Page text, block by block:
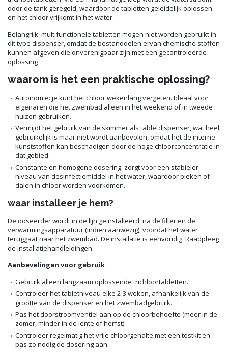
door de tank geregeld, waardoor de tabletten geleidelijk oplossen
en het chloor vrijkomt in het water.
Belangrijk: multifunctionele tabletten mogen niet worden gebruikt in
dit type dispenser, omdat de bestanddelen ervan chemische stoffen
kunnen afgeven die onverenigbaar zijn met een gecontroleerde
oplossing
waarom is het een praktische oplossing?
Autonomie: je kunt het chloor wekenlang vergeten. Ideaal voor
eigenaren die het zwembad alleen in het weekend of in tweede
huizen gebruiken.
Vermijdt het gebruik van de skimmer als tabletdispenser, wat heel
gebruikelijk is maar niet wordt aanbevolen, omdat het de interne
kunststoffen kan beschadigen door de hoge chloorconcentratie in
dat gebied.
Constante en homogene dosering: zorgt voor een stabieler
niveau van desinfectiemiddel in het water, waardoor pieken of
dalen in chloor worden voorkomen.
waar installeer je hem?
De doseerder wordt in de lijn geïnstalleerd, na de filter en de
verwarmingsapparatuur (indien aanwezig), voordat het water
teruggaat naar het zwembad. De installatie is eenvoudig. Raadpleeg
de installatiehandleidingen
Aanbevelingen voor gebruik
Gebruik alleen langzaam oplossende trichloortabletten.
Controleer het tabletniveau elke 2-3 weken, afhankelijk van de
grootte van de dispenser en het zwembadgebruik.
Pas het doorstroomventiel aan op de chloorbehoefte (meer in de
zomer, minder in de lente of herfst).
Controleer regelmatig het vrije chloorgehalte met een testkit en
pas zo nodig de dosering aan.